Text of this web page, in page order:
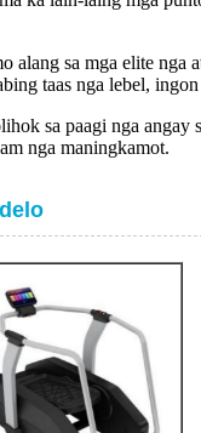
sa mga elite
taas nga lebel,
sa paagi nga
nga maningkamot.